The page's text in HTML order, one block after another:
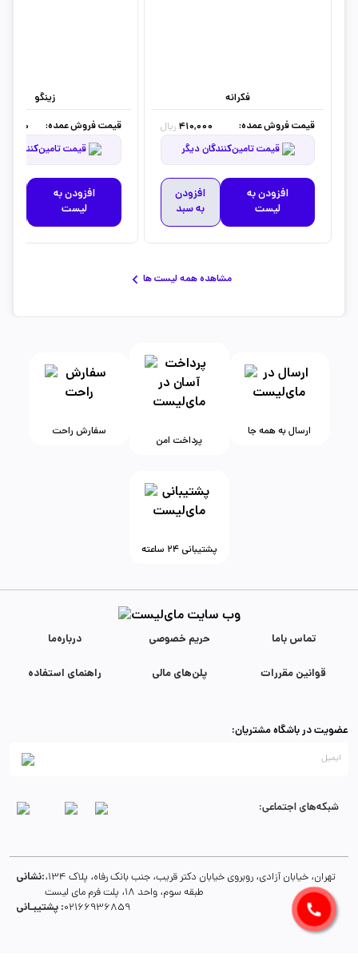
فکرانه
قیمت فروش عمده:
410,000 ریال
قیمت تامین‌کنندگان دیگر
افزودن به
لیست
افزودن
به سبد
زینگو
قیمت فروش عمده:
قیمت تامین‌کنندگان دیگر
افزودن به
لیست
مشاهده همه لیست ها
سفارش راحت
پرداخت امن
ارسال به همه جا
پشتیبانی ۲۴ ساعته
درباره‌ما حریم خصوصی تماس با‌ما
راهنمای استفاده پلن‌های مالی قوانین مقررات
عضویت در باشگاه مشتریان:
شبکه‌های اجتماعی:
نشانی:تهران، خیابان آزادی، روبروی خیابان دکتر قریب، جنب بانک رفاه، پلاک 134،
طبقه سوم، واحد 18، پلت فرم مای لیست
پشتیبـانی :02166936859